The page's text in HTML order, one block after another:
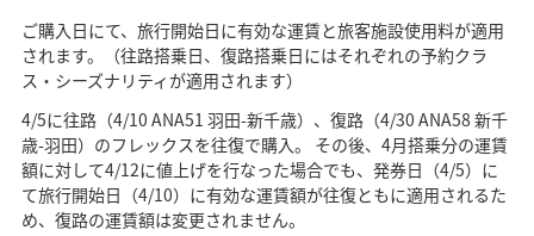
ご購入日にて、旅行開始日に有効な運賃と旅客施設使用料が適用
されます。（往路搭乗日、復路搭乗日にはそれぞれの予約クラ
ス・シーズナリティが適用されます）
4/5に往路（4/10 ANA51 羽田-新千歳）、復路（4/30 ANA58 新千
歳-羽田）のフレックスを往復で購入。 その後、4月搭乗分の運賃
額に対して4/12に値上げを行なった場合でも、発券日（4/5）に
て旅行開始日（4/10）に有効な運賃額が往復ともに適用されるた
め、復路の運賃額は変更されません。